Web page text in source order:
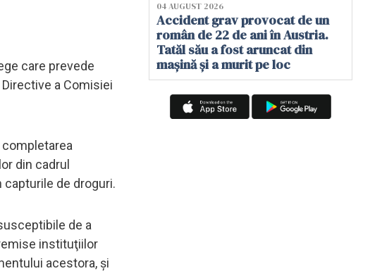
care prevede
a Comisiei
din cadrul
de droguri.
de a
instituţiilor
acestora, şi
04 AUGUST 2026
Accident grav provocat de un
român de 22 de ani în Austria.
Tatăl său a fost aruncat din
mașină și a murit pe loc